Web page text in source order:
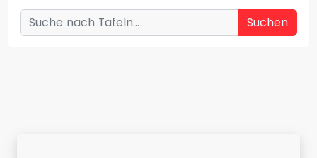
Suchen